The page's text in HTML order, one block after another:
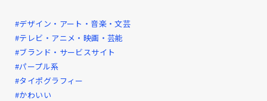
#デザイン・アート・音楽・文芸
#テレビ・アニメ・映画・芸能
#ブランド・サービスサイト
#パープル系
#タイポグラフィー
#かわいい